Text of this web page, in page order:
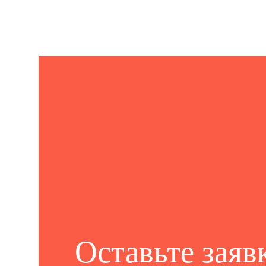
Оставьте